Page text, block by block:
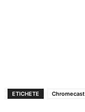
ETICHETE Chromecast